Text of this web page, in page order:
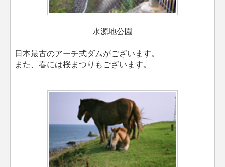
水源地公園
日本最古のアーチ式ダムがございます。
また、春には桜まつりもございます。